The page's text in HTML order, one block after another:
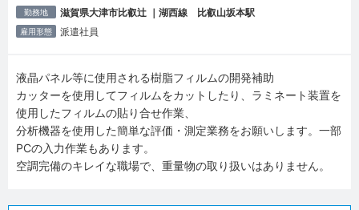
勤務地 滋賀県大津市比叡辻 ｜湖西線 比叡山坂本駅
雇用形態 派遣社員
液晶パネル等に使用される樹脂フィルムの開発補助
カッターを使用してフィルムをカットしたり、ラミネート装置を
使用したフィルムの貼り合せ作業、
分析機器を使用した簡単な評価・測定業務をお願いします。一部
PCの入力作業もあります。
空調完備のキレイな職場で、重量物の取り扱いはありません。